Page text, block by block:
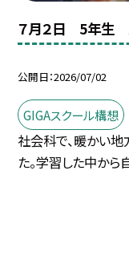
７月２日 5年生
公開日 2026/07/02
GIGAスクール構想
社会科で、暖かい
た。学習した中から